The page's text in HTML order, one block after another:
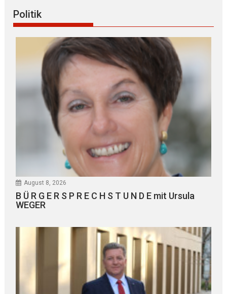
Politik
August 8, 2026
B Ü R G E R S P R E C H S T U N D E mit Ursula
WEGER